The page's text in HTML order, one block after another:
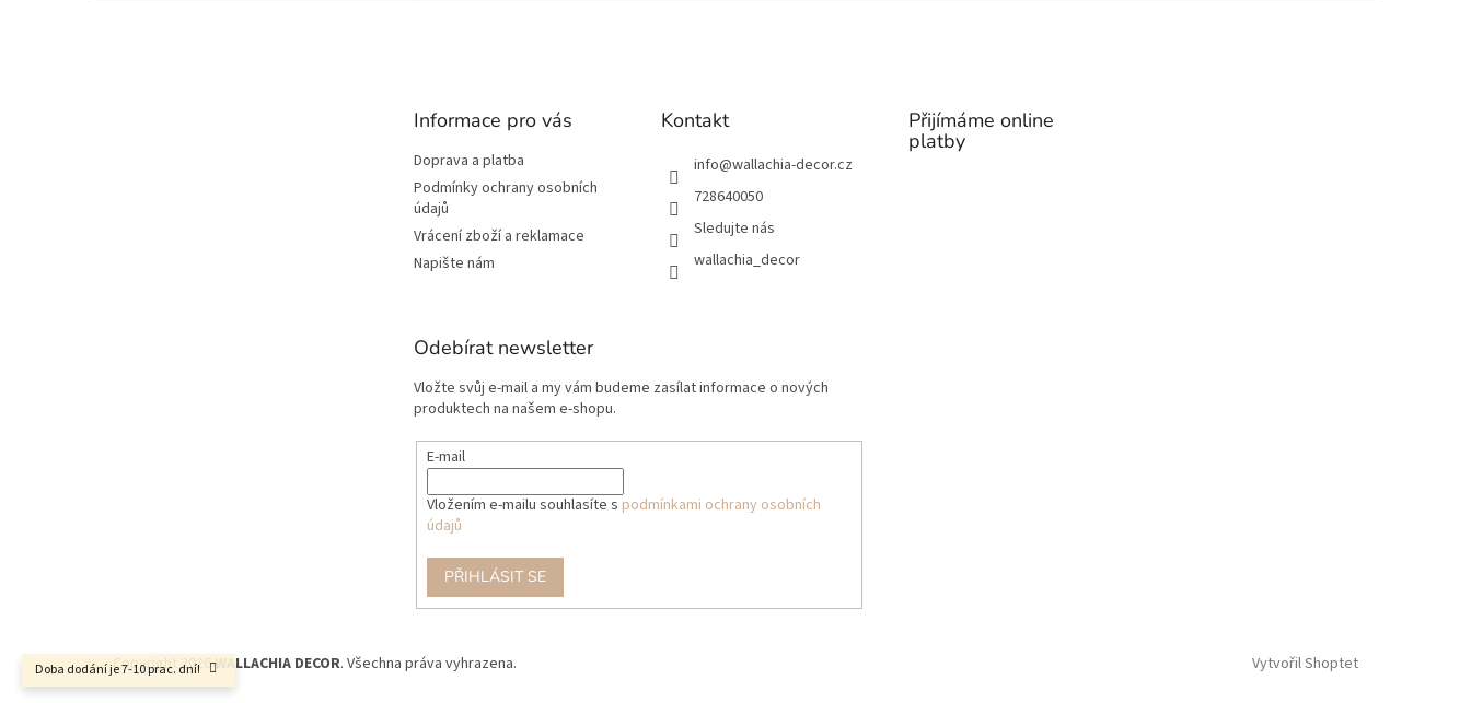
Doba dodání je 7-10 prac. dní!
Informace pro vás
Doprava a platba
Podmínky ochrany osobních
údajů
Vrácení zboží a reklamace
Napište nám
Kontakt
info@wallachia-decor.cz
728640050
Sledujte nás
wallachia_decor
Přijímáme online
platby
Odebírat newsletter
Vložte svůj e-mail a my vám budeme zasílat informace o nových
produktech na našem e-shopu.
E-mail
Vložením e-mailu souhlasíte s podmínkami ochrany osobních
údajů
PŘIHLÁSIT SE
Vytvořil Shoptet
Copyright 2026WALLACHIA DECOR. Všechna práva vyhrazena.